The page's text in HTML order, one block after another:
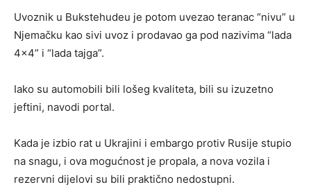
Uvoznik u Bukstehudeu je potom uvezao teranac “nivu” u
Njemačku kao sivi uvoz i prodavao ga pod nazivima “lada
4×4” i “lada tajga”.
Iako su automobili bili lošeg kvaliteta, bili su izuzetno
jeftini, navodi portal.
Kada je izbio rat u Ukrajini i embargo protiv Rusije stupio
na snagu, i ova mogućnost je propala, a nova vozila i
rezervni dijelovi su bili praktično nedostupni.